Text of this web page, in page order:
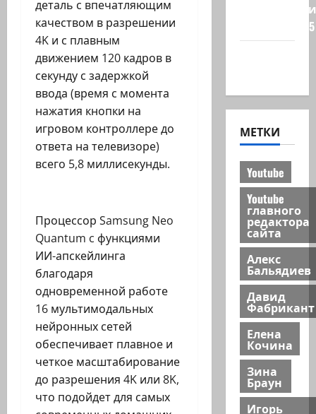
деталь с впечатляющим
качеством в разрешении
4K и с плавным
движением 120 кадров в
секунду с задержкой
ввода (время с момента
нажатия кнопки на
игровом контроллере до
ответа на телевизоре)
всего 5,8 миллисекунды.
Процессор Samsung Neo
Quantum c функциями
ИИ-апскейлинга
благодаря
одновременной работе
16 мультимодальных
нейронных сетей
обеспечивает плавное и
четкое масштабирование
до разрешения 4K или 8K,
что подойдет для самых
сайта 2025
МЕТКИ
Youtube
Youtube
главного
редактора
сайта
Алекс
Бальядиев
Давид
Фабрикант
Елена
Кочина
Зина
Браун
Игорь